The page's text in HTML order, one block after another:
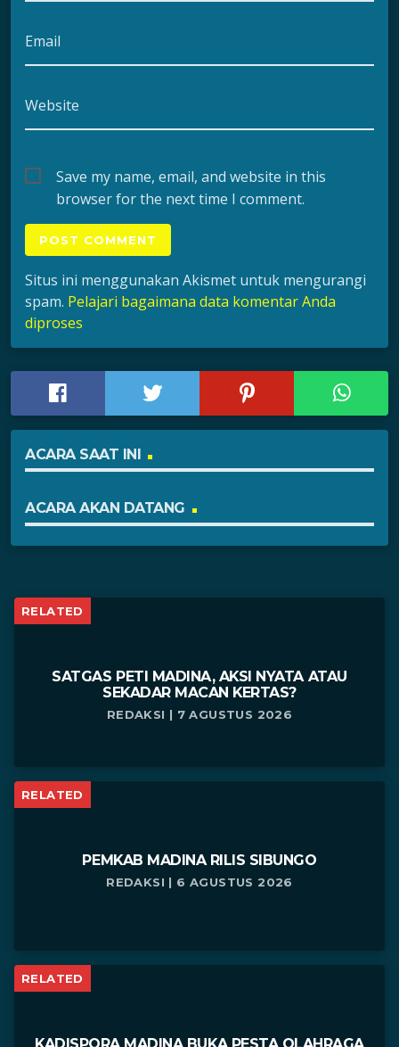
Email
Website
Save my name, email, and website in this
browser for the next time I comment.
Situs ini menggunakan Akismet untuk mengurangi
spam. Pelajari bagaimana data komentar Anda
diproses
ACARA SAAT INI
ACARA AKAN DATANG
RELATED
SATGAS PETI MADINA, AKSI NYATA ATAU
SEKADAR MACAN KERTAS?
REDAKSI | 7 AGUSTUS 2026
RELATED
PEMKAB MADINA RILIS SIBUNGO
REDAKSI | 6 AGUSTUS 2026
RELATED
KADISPORA MADINA BUKA PESTA OLAHRAGA